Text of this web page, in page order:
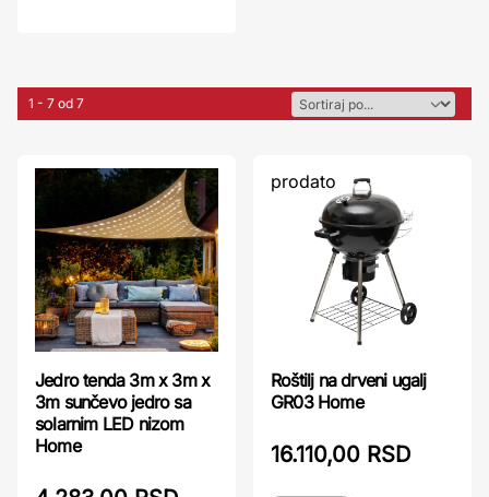
1 - 7 od 7
Jedro tenda 3m x 3m x
3m sunčevo jedro sa
solarnim LED nizom
Home
prodato
Roštilj na drveni ugalj
GR03 Home
16.110,00 RSD